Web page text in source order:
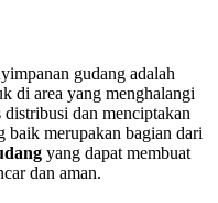
gudang adalah
di area yang menghalangi
dan menciptakan
baik merupakan bagian dari
yang dapat membuat
dan aman.